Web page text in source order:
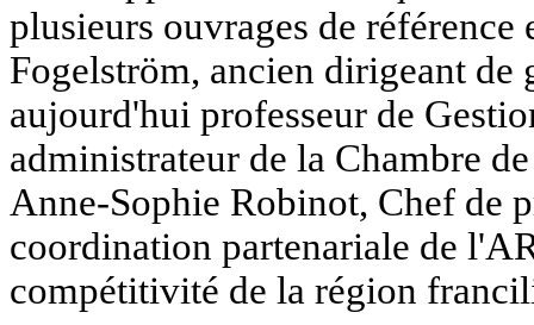
plusieurs ouvrages de
Fogelström, ancien dirigeant de
aujourd'hui professeur de
administrateur de la Chambre
Anne-Sophie Robinot, Chef de
coordination partenariale de
compétitivité de la région